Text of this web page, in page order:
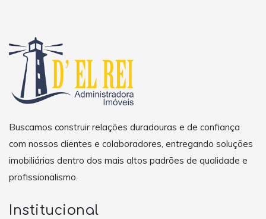
Buscamos construir relações duradouras e de confiança
com nossos clientes e colaboradores, entregando soluções
imobiliárias dentro dos mais altos padrões de qualidade e
profissionalismo.
Institucional